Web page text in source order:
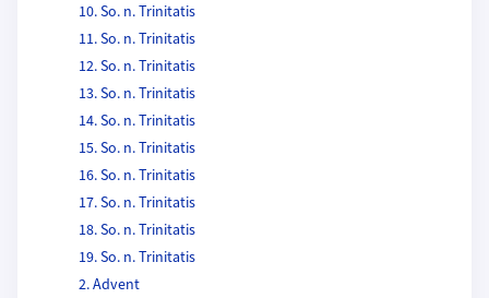
10. So. n. Trinitatis
11. So. n. Trinitatis
12. So. n. Trinitatis
13. So. n. Trinitatis
14. So. n. Trinitatis
15. So. n. Trinitatis
16. So. n. Trinitatis
17. So. n. Trinitatis
18. So. n. Trinitatis
19. So. n. Trinitatis
2. Advent